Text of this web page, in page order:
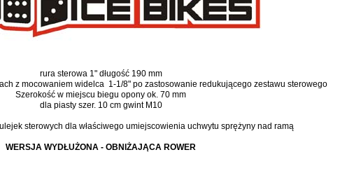
rura sterowa 1" długość 190 mm
z mocowaniem widelca 1-1/8" po zastosowanie redukującego zestawu sterowego
Szerokość w miejscu biegu opony ok. 70 mm
dla piasty szer. 10 cm gwint M10
sterowych dla właściwego umiejscowienia uchwytu sprężyny nad ramą
WERSJA WYDŁUŻONA - OBNIŻAJĄCA ROWER